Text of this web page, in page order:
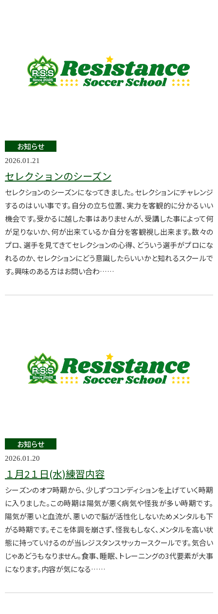
お知らせ
2026.01.21
セレクションのシーズン
セレクションのシーズンになってきました。セレクションにチャレンジ
するのはいい事です。自分の立ち位置、実力を客観的に分かるいい
機会です。受かるに越した事はありませんが、受講した事によって何
が足りないか、何が出来ているか自分を客観視し出来ます。数々の
プロ、選手を見てきてセレクションの心得、どういう選手がプロにな
れるのか、セレクションにどう意識したらいいかと知れるスクールで
す。興味のある方はお問い合わ……
お知らせ
2026.01.20
１月2１日(水)練習内容
シーズンのオフ時期から、少しずつコンディションを上げていく時期
に入りました。この時期は陽気が悪く病気や怪我が多い時期です。
陽気が悪いと血流が、悪いので脳が活性化しないためメンタルも下
がる時期です。そこを体調を崩さず、怪我もしなく、メンタルを高い状
態に持っていけるのが当レジスタンスサッカースクールです。気合い
じゃあどうもなりません。食事、睡眠、トレーニングの3代要素が大事
になります。内容が気になる……